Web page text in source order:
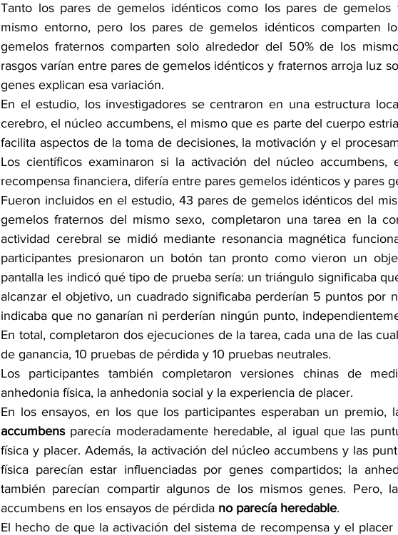
Tanto los pares de gemelos idénticos como los pares de gemelos
mismo entorno, pero los pares de gemelos idénticos comparten
gemelos fraternos comparten solo alrededor del 50% de los
rasgos varían entre pares de gemelos idénticos y fraternos arroja luz
genes explican esa variación.
En el estudio, los investigadores se centraron en una estructura
cerebro, el núcleo accumbens, el mismo que es parte del cuerpo
facilita aspectos de la toma de decisiones, la motivación y el
Los científicos examinaron si la activación del núcleo accumbens,
recompensa financiera, difería entre pares gemelos idénticos y pares
Fueron incluidos en el estudio, 43 pares de gemelos idénticos del
gemelos fraternos del mismo sexo, completaron una tarea en la
actividad cerebral se midió mediante resonancia magnética
participantes presionaron un botón tan pronto como vieron un
pantalla les indicó qué tipo de prueba sería: un triángulo significaba
alcanzar el objetivo, un cuadrado significaba perderían 5 puntos por
indicaba que no ganarían ni perderían ningún punto,
En total, completaron dos ejecuciones de la tarea, cada una de las
de ganancia, 10 pruebas de pérdida y 10 pruebas neutrales.
Los participantes también completaron versiones chinas de
anhedonia física, la anhedonia social y la experiencia de placer.
En los ensayos, en los que los participantes esperaban un premio,
accumbens parecía moderadamente heredable, al igual que las
física y placer. Además, la activación del núcleo accumbens y las
física parecían estar influenciadas por genes compartidos; la
también parecían compartir algunos de los mismos genes. Pero,
accumbens en los ensayos de pérdida no parecía heredable.
El hecho de que la activación del sistema de recompensa y el placer